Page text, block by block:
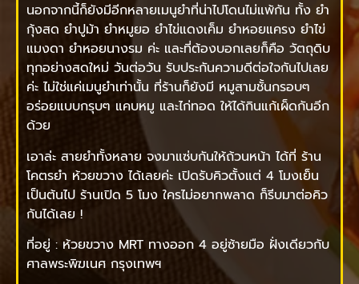
นอกจากนี้ก็ยังมีอีกหลายเมนูยำที่น่าไปโดนไม่แพ้กัน ทั้ง ยำ
กุ้งสด ยำปูม้า ยำหมูยอ ยำไข่แดงเค็ม ยำหอยแครง ยำไข่
แมงดา ยำหอยนางรม ค่ะ และที่ต้องบอกเลยก็คือ วัตถุดิบ
ทุกอย่างสดใหม่ วันต่อวัน รับประกันความดีต่อใจกันไปเลย
ค่ะ ไม่ใช่แค่เมนูยำเท่านั้น ที่ร้านก็ยังมี หมูสามชั้นกรอบๆ
อร่อยแบบกรุบๆ แคบหมู และไก่ทอด ให้ได้กินแก้เผ็ดกันอีก
ด้วย
เอาล่ะ สายยำทั้งหลาย จงมาแซ่บกันให้ถ้วนหน้า ได้ที่ ร้าน
โคตรยำ ห้วยขวาง ได้เลยค่ะ เปิดรับคิวตั้งแต่ 4 โมงเย็น
เป็นต้นไป ร้านเปิด 5 โมง ใครไม่อยากพลาด ก็รีบมาต่อคิว
กันได้เลย !
ที่อยู่ : ห้วยขวาง MRT ทางออก 4 อยู่ซ้ายมือ ฝั่งเดียวกับ
ศาลพระพิฆเนศ กรุงเทพฯ